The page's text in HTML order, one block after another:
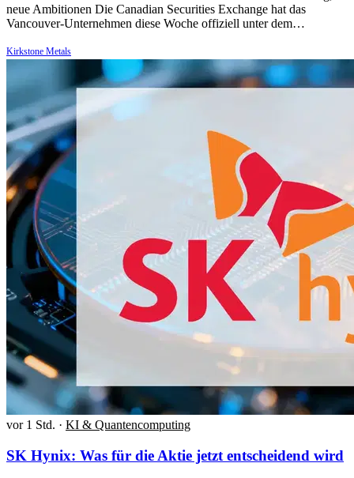
neue Ambitionen Die Canadian Securities Exchange hat das
Vancouver-Unternehmen diese Woche offiziell unter dem…
Kirkstone Metals
vor 1 Std. · KI & Quantencomputing
SK Hynix: Was für die Aktie jetzt entscheidend wird